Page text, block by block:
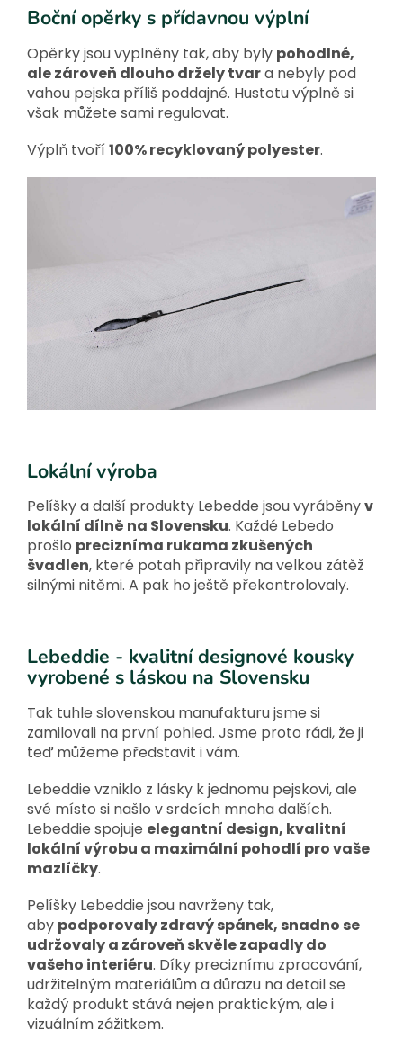
Boční opěrky s přídavnou výplní
Opěrky jsou vyplněny tak, aby byly pohodlné,
ale zároveň dlouho držely tvara nebyly pod
vahou pejska příliš poddajné. Hustotu výplně si
však můžete sami regulovat.
Výplň tvoří 100% recyklovaný polyester.
Lokální výroba
Pelíšky a další produkty Lebedde jsou vyráběnyv
lokální dílně na Slovensku. Každé Lebedo
prošlo precizníma rukama zkušených
švadlen, které potah připravily na velkou zátěž
silnými nitěmi. A pak ho ještě překontrolovaly.
Lebeddie - kvalitní designové kousky
vyrobené s láskou na Slovensku
Tak tuhle slovenskou manufakturu jsme si
zamilovali na první pohled. Jsme proto rádi, že ji
teď můžeme představit i vám.
Lebeddie vzniklo z lásky k jednomu pejskovi, ale
své místo si našlo v srdcích mnoha dalších.
Lebeddie spojuje elegantní design, kvalitní
lokální výrobu a maximální pohodlí pro vaše
mazlíčky.
Pelíšky Lebeddie jsou navrženy tak,
aby podporovaly zdravý spánek, snadno se
udržovaly a zároveň skvěle zapadly do
vašeho interiéru. Díky preciznímu zpracování,
udržitelným materiálům a důrazu na detail se
každý produkt stává nejen praktickým, ale i
vizuálním zážitkem.